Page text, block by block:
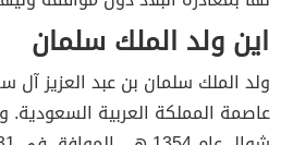
اين ولد الملك سلمان
ولد الملك سلمان بن عبد العزيز
عاصمة المملكة العربية